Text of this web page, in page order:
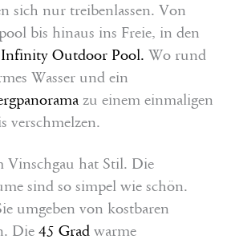
sich nur treibenlassen. Von
bis hinaus ins Freie, in den
Outdoor Pool. Wo rund
Wasser und ein
zu einem einmaligen
verschmelzen.
Vinschgau hat Stil. Die
sind so simpel wie schön.
umgeben von kostbaren
Die45 Grad warme